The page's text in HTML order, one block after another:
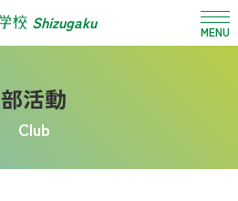
Shizugaku MENU
部活動
Club